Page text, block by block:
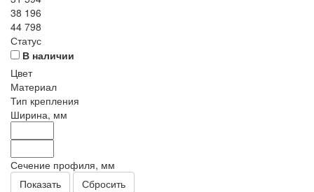
38 196
44 798
Статус
В наличии
Цвет
Материал
Тип крепления
Ширина, мм
Сечение профиля, мм
Сбросить